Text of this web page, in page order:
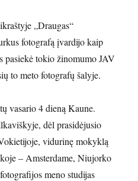
„Draugas“
fotografą įvardijo kaip
tokio žinomumo JAV
to meto fotografų šalyje.
vasario 4 dieną Kaune.
dėl prasidėjusio
vidurinę mokyklą
– Amsterdame, Niujorko
meno studijas